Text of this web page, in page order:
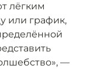
лёгким
или график,
—